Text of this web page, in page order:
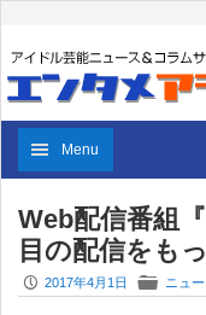
Menu
Web配信番組
目の配信をも
P 2017年4月1日 F ニュー